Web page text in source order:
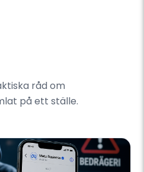
råd om
på ett ställe.